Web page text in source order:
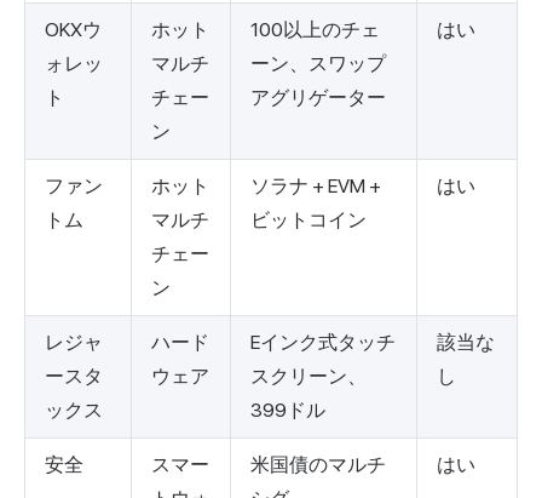
OKXウ
ォレッ
ト
ホット
マルチ
チェー
ン
100以上のチェ
ーン、スワップ
アグリゲーター
はい
ファン
トム
ホット
マルチ
チェー
ン
ソラナ + EVM +
ビットコイン
はい
レジャ
ースタ
ックス
ハード
ウェア
Eインク式タッチ
スクリーン、
399ドル
該当な
し
安全
スマー
米国債のマルチ
はい